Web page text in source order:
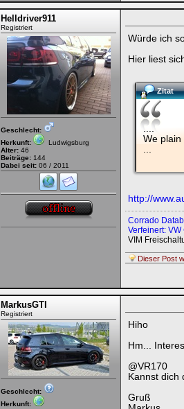
Helldriver911
Registriert
Geschlecht:
Herkunft:
Ludwigsburg
Alter: 46
Beiträge: 144
Dabei seit: 06 / 2011
Würde ich
Hier liest
Zitat
....
We plain
...
http://
Corrado
Verfeinert:
VIM
Dieser Post
MarkusGTI
Registriert
Geschlecht:
Herkunft:
Hiho
Hm...
@VR170
Kannst dich
Gruß